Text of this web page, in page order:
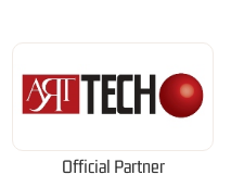
Official Partner